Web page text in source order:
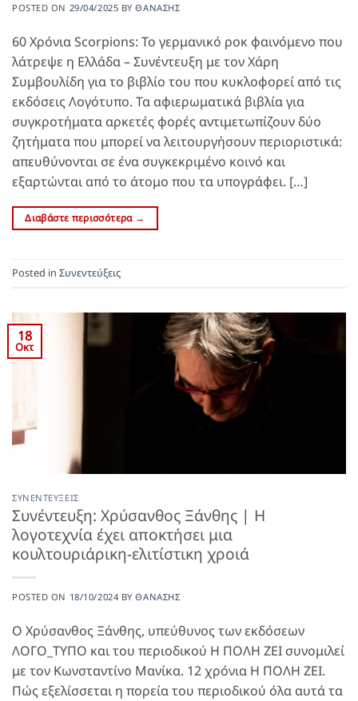
POSTED ON 29/04/2025 BYΘΑΝΆΣΗΣ
60 Χρόνια Scorpions: Το γερμανικό ροκ φαινόμενο που
λάτρεψε η Ελλάδα – Συνέντευξη με τον Χάρη
Συμβουλίδη για το βιβλίο του που κυκλοφορεί από τις
εκδόσεις Λογότυπο. Τα αφιερωματικά βιβλία για
συγκροτήματα αρκετές φορές αντιμετωπίζουν δύο
ζητήματα που μπορεί να λειτουργήσουν περιοριστικά:
απευθύνονται σε ένα συγκεκριμένο κοινό και
εξαρτώνται από το άτομο που τα υπογράφει. […]
Διαβάστε περισσότερα →
Posted in Συνεντεύξεις
18
Οκτ
ΣΥΝΕΝΤΕΎΞΕΙΣ
Συνέντευξη: Χρύσανθος Ξάνθης | Η
λογοτεχνία έχει αποκτήσει μια
κουλτουριάρικη-ελιτίστικη χροιά
POSTED ON 18/10/2024 BYΘΑΝΆΣΗΣ
Ο Χρύσανθος Ξάνθης, υπεύθυνος των εκδόσεων
ΛΟΓΟ_ΤΥΠΟ και του περιοδικού Η ΠΟΛΗ ΖΕΙ συνομιλεί
με τον Κωνσταντίνο Μανίκα. 12 χρόνια Η ΠΟΛΗ ΖΕΙ.
Πώς εξελίσσεται η πορεία του περιοδικού όλα αυτά τα